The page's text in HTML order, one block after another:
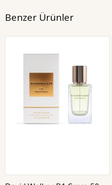
Benzer Ürünler